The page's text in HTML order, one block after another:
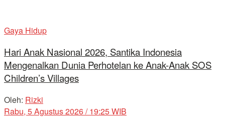
Gaya Hidup
Hari Anak Nasional 2026, Santika Indonesia
Mengenalkan Dunia Perhotelan ke Anak-Anak SOS
Children’s Villages
Oleh: Rizki
Rabu, 5 Agustus 2026 / 19:25 WIB